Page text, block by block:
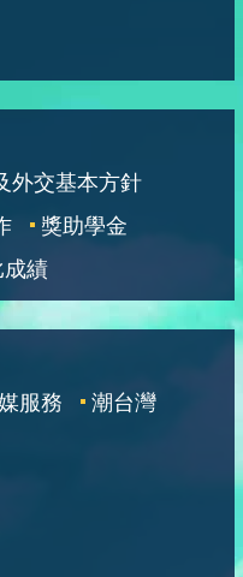
外交基本方針
獎助學金
成績
服務 潮台灣